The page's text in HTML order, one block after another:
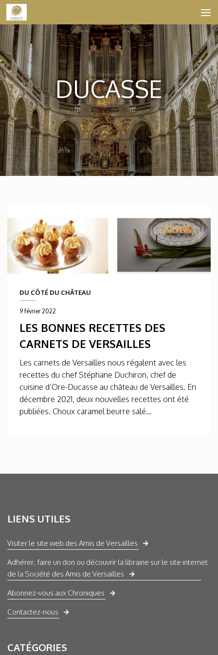
Skip to content
DUCASSE
DU CÔTÉ DU CHÂTEAU
9 février 2022
LES BONNES RECETTES DES
CARNETS DE VERSAILLES
Les carnets de Versailles nous régalent avec les
recettes du chef Stéphane Duchiron, chef de
cuisine d’Ore-Ducasse au château de Versailles. En
décembre 2021, deux nouvelles recettes ont été
publiées. Choux caramel beurre salé...
LIENS UTILES
Visiter le site web des Amis de Versailles
Adhérer, faire un don ou découvrir la librairie sur le site internet
de la Société des Amis de Versailles
Abonnez-vous aux Chroniques
Contactez-nous
CATÉGORIES